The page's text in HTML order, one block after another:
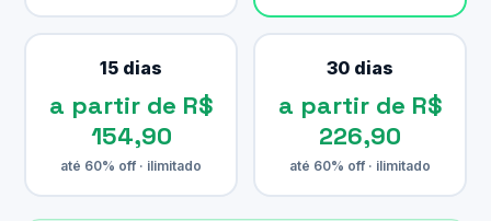
15 dias
a partir de R$
154,90
até 60% off · ilimitado
30 dias
a partir de R$
226,90
até 60% off · ilimitado